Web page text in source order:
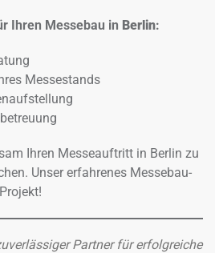
Ihren Messebau in Berlin:
Messestands
Ihren Messeauftritt in Berlin zu
Unser erfahrenes Messebau-
Partner für erfolgreiche